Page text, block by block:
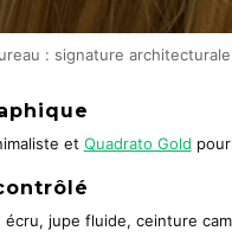
: signature
et Quadrato Gold
écru, jupe fluide, ceinture